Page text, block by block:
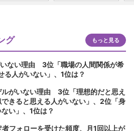
グ もっと見る
ない理由 3位「職場の人間関係が希
る人がいない」、1位は？
ルがいない理由 3位「理想的だと思え
きると思える人がいない」、2位「身
い」、1位は？
フォローを受けた頻度、月1回以上が